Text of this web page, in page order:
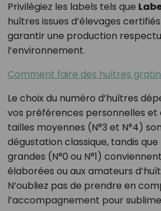
Privilégiez les labels tels que
huîtres issues d’élevages
garantir une production
l’environnement.
Comment faire des huîtres
Le choix du numéro d’huîtres
vos préférences personnelles et
tailles moyennes (N°3 et N°4)
dégustation classique, tandis que
grandes (N°0 ou N°1)
élaborées ou aux amateurs
N’oubliez pas de prendre en
l’accompagnement pour